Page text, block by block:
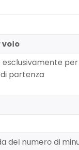
volo
partenza
del numero di